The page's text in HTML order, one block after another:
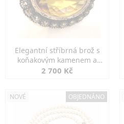
Elegantní stříbrná brož s
koňakovým kamenem a
markazity
2 700 Kč
NOVÉ OBJEDNÁNO